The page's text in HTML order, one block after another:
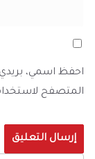
احفظ اسمي، بريدي
المتصفح